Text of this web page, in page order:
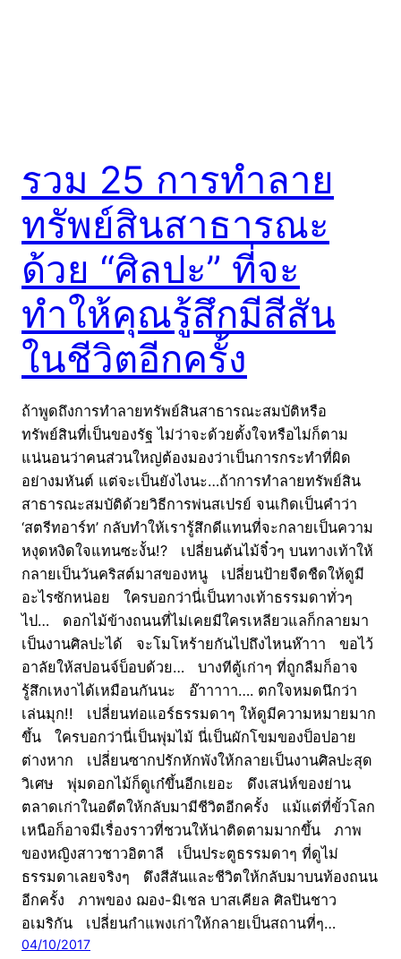
รวม 25 การทำลาย
ทรัพย์สินสาธารณะ
ด้วย “ศิลปะ” ที่จะ
ทำให้คุณรู้สึกมีสีสัน
ในชีวิตอีกครั้ง
ถ้าพูดถึงการทำลายทรัพย์สินสาธารณะสมบัติหรือ
ทรัพย์สินที่เป็นของรัฐ ไม่ว่าจะด้วยตั้งใจหรือไม่ก็ตาม
แน่นอนว่าคนส่วนใหญ่ต้องมองว่าเป็นการกระทำที่ผิด
อย่างมหันต์ แต่จะเป็นยังไงนะ…ถ้าการทำลายทรัพย์สิน
สาธารณะสมบัติด้วยวิธีการพ่นสเปรย์ จนเกิดเป็นคำว่า
‘สตรีทอาร์ท’ กลับทำให้เรารู้สึกดีแทนที่จะกลายเป็นความ
หงุดหงิดใจแทนซะงั้น!? เปลี่ยนต้นไม้จิ๋วๆ บนทางเท้าให้
กลายเป็นวันคริสต์มาสของหนู เปลี่ยนป้ายจืดชืดให้ดูมี
อะไรซักหน่อย ใครบอกว่านี่เป็นทางเท้าธรรมดาทั่วๆ
ไป… ดอกไม้ข้างถนนที่ไม่เคยมีใครเหลียวแลก็กลายมา
เป็นงานศิลปะได้ จะโมโหร้ายกันไปถึงไหนห๊าาา ขอไว้
อาลัยให้สปอนจ์บ็อบด้วย… บางทีตู้เก่าๆ ที่ถูกลืมก็อาจ
รู้สึกเหงาได้เหมือนกันนะ อ๊าาาาา…. ตกใจหมดนึกว่า
เล่นมุก!! เปลี่ยนท่อแอร์ธรรมดาๆ ให้ดูมีความหมายมาก
ขึ้น ใครบอกว่านี่เป็นพุ่มไม้ นี่เป็นผักโขมของป็อปอาย
ต่างหาก เปลี่ยนซากปรักหักพังให้กลายเป็นงานศิลปะสุด
วิเศษ พุ่มดอกไม้ก็ดูเก๋ขึ้นอีกเยอะ ดึงเสน่ห์ของย่าน
ตลาดเก่าในอดีตให้กลับมามีชีวิตอีกครั้ง แม้แต่ที่ขั้วโลก
เหนือก็อาจมีเรื่องราวที่ชวนให้น่าติดตามมากขึ้น ภาพ
ของหญิงสาวชาวอิตาลี เป็นประตูธรรมดาๆ ที่ดูไม่
ธรรมดาเลยจริงๆ ดึงสีสันและชีวิตให้กลับมาบนท้องถนน
อีกครั้ง ภาพของ ฌอง-มิเชล บาสเคียล ศิลปินชาว
อเมริกัน เปลี่ยนกำแพงเก่าให้กลายเป็นสถานที่ๆ…
04/10/2017